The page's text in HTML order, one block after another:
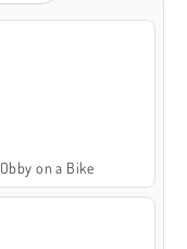
Obby on a Bike